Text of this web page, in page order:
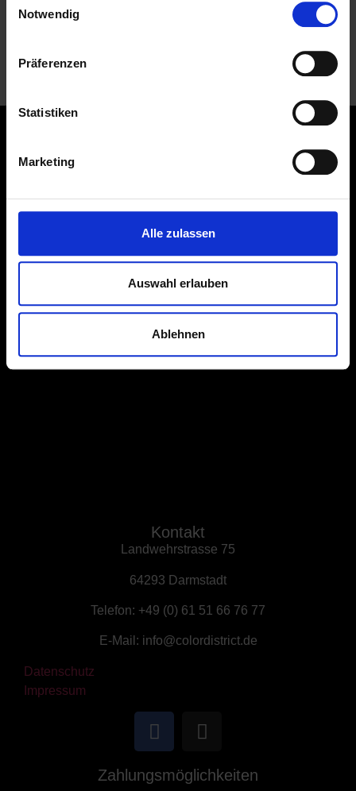
Notwendig
Präferenzen
Statistiken
Marketing
Alle zulassen
Auswahl erlauben
Ablehnen
Wir sind nicht bereit oder verpflichtet, an
Kontakt
Landwehrstrasse 75
64293 Darmstadt
Telefon: +49 (0) 61 51 66 76 77
E-Mail: info@colordistrict.de
Datenschutz
Impressum
Zahlungsmöglichkeiten